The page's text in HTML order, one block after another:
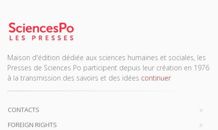
Maison d'édition dédiée aux sciences humaines et sociales, les
Presses de Sciences Po participent depuis leur création en 1976
à la transmission des savoirs et des idées continuer
CONTACTS
FOREIGN RIGHTS